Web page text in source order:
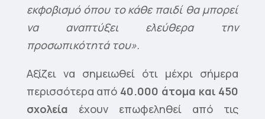
εκφοβισμό όπου το κάθε παιδί θα μπορεί
να αναπτύξει ελεύθερα την
προσωπικότητά του».
Αξίζει να σημειωθεί ότι μέχρι σήμερα
περισσότερα από 40.000 άτομα και 450
σχολεία έχουν επωφεληθεί από τις